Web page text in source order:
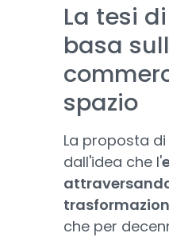
La tesi
basa
spazio
La proposta
dall'idea che l'
che per